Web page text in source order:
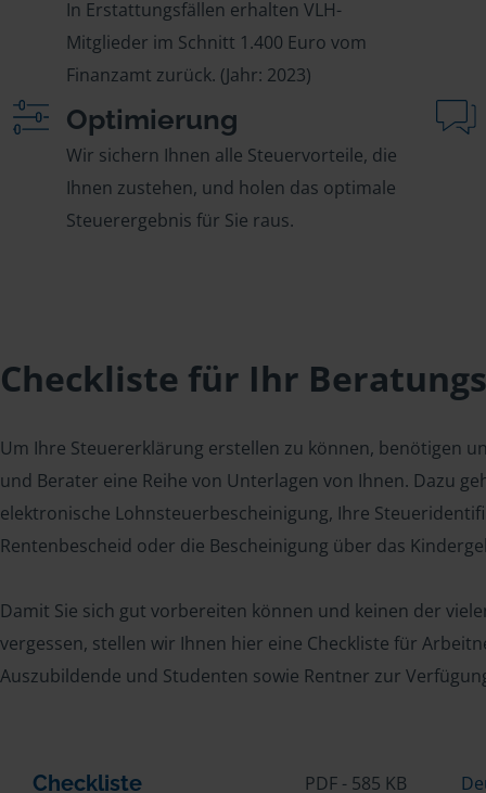
In Erstattungsfällen erhalten VLH-
Mitglieder im Schnitt 1.400 Euro vom
Finanzamt zurück. (Jahr: 2023)
Optimierung
Wir sichern Ihnen alle Steuervorteile, die
Ihnen zustehen, und holen das optimale
Steuerergebnis für Sie raus.
Checkliste für Ihr
Um Ihre Steuererklärung erstellen zu können, benötigen
und Berater eine Reihe von Unterlagen von Ihnen. Dazu
elektronische Lohnsteuerbescheinigung, Ihre
Rentenbescheid oder die Bescheinigung über das
Damit Sie sich gut vorbereiten können und keinen der
vergessen, stellen wir Ihnen hier eine Checkliste für
Auszubildende und Studenten sowie Rentner zur
Checkliste PDF - 585 KB